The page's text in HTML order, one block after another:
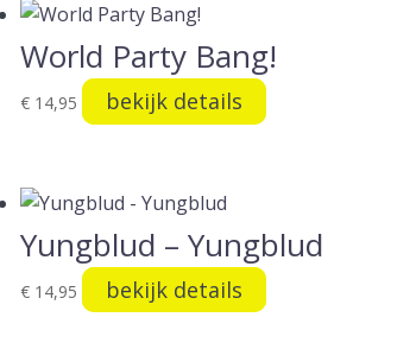
World Party Bang!
€14,95 bekijk details
Yungblud – Yungblud
€14,95 bekijk details